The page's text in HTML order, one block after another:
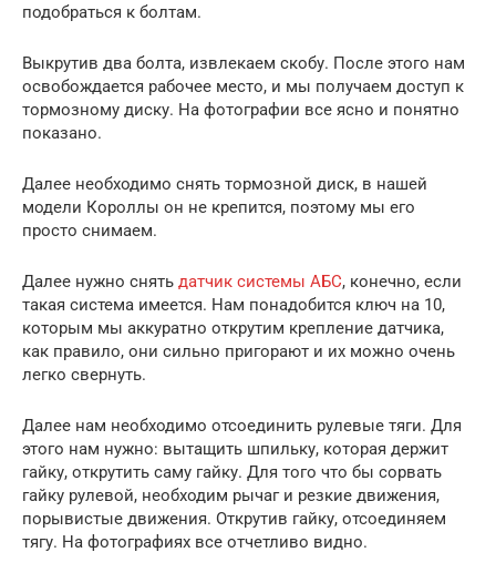
подобраться к болтам.
Выкрутив два болта, извлекаем скобу. После этого нам
освобождается рабочее место, и мы получаем доступ к
тормозному диску. На фотографии все ясно и понятно
показано.
Далее необходимо снять тормозной диск, в нашей
модели Короллы он не крепится, поэтому мы его
просто снимаем.
Далее нужно снять датчик системы АБС, конечно, если
такая система имеется. Нам понадобится ключ на 10,
которым мы аккуратно открутим крепление датчика,
как правило, они сильно пригорают и их можно очень
легко свернуть.
Далее нам необходимо отсоединить рулевые тяги. Для
этого нам нужно: вытащить шпильку, которая держит
гайку, открутить саму гайку. Для того что бы сорвать
гайку рулевой, необходим рычаг и резкие движения,
порывистые движения. Открутив гайку, отсоединяем
тягу. На фотографиях все отчетливо видно.